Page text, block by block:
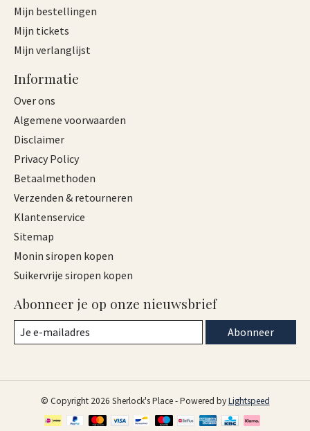
Mijn bestellingen
Mijn tickets
Mijn verlanglijst
Informatie
Over ons
Algemene voorwaarden
Disclaimer
Privacy Policy
Betaalmethoden
Verzenden & retourneren
Klantenservice
Sitemap
Monin siropen kopen
Suikervrije siropen kopen
Abonneer je op onze nieuwsbrief
Abonneer
© Copyright 2026 Sherlock's Place - Powered byLightspeed